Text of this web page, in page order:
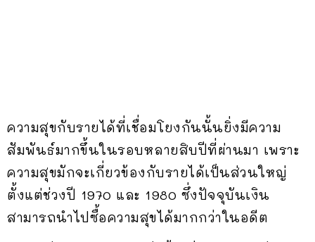
ความสุขกับรายได้ที่เชื่อมโยงกันนั้นยิ่งมีความ
สัมพันธ์มากขึ้นในรอบหลายสิบปีที่ผ่านมา เพราะ
ความสุขมักจะเกี่ยวข้องกับรายได้เป็นส่วนใหญ่
ตั้งแต่ช่วงปี 1970 และ 1980 ซึ่งปัจจุบันเงิน
สามารถนำไปซื้อความสุขได้มากกว่าในอดีต